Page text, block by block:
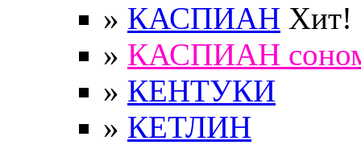
» КАСПИАН Хит!
» КАСПИАН
» КЕНТУКИ
» КЕТЛИН